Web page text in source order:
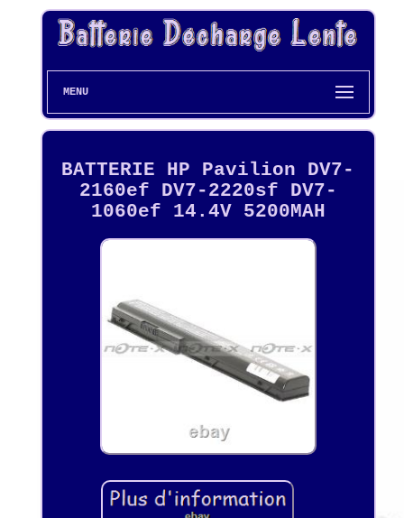
MENU
BATTERIE HP Pavilion DV7-
2160ef DV7-2220sf DV7-
1060ef 14.4V 5200MAH